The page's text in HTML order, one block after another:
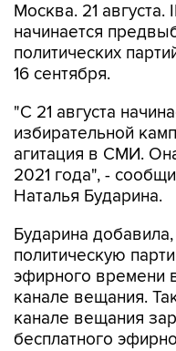
Москва. 21 августа.
начинается
политических
16 сентября.
"С 21 августа
избирательной
агитация в СМИ.
2021 года", -
Наталья Бударина.
Бударина
политическую
эфирного времени
канале вещания.
канале вещания
бесплатного